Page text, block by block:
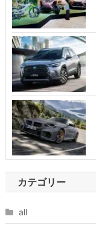
カテゴリー
all